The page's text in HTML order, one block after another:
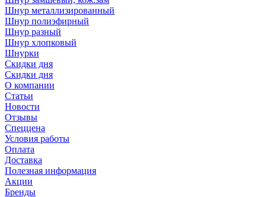
Шнур металлизированный
Шнур полиэфирный
Шнур разный
Шнур хлопковый
Шнурки
Скидки дня
Скидки дня
О компании
Статьи
Новости
Отзывы
Спеццена
Условия работы
Оплата
Доставка
Полезная информация
Акции
Бренды